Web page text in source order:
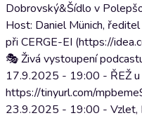
Dobrovský&Šídlo v
Host: Daniel Münich,
při CERGE-EI (https://
🎭 Živá vystoupení
17.9.2025 - 19:00 - ŘEŽ u
https://tinyurl.com/
23.9.2025 - 19:00 - Vzlet,